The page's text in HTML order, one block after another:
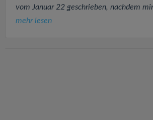
vom Januar 22 geschrieben, nachdem
mehr lesen